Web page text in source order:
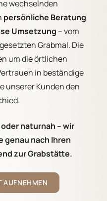
wechselnden
persönliche Beratung
Umsetzung – vom
Grabmal. Die
um die örtlichen
in beständige
unserer Kunden den
naturnah – wir
nach Ihren
zur Grabstätte.
AUFNEHMEN